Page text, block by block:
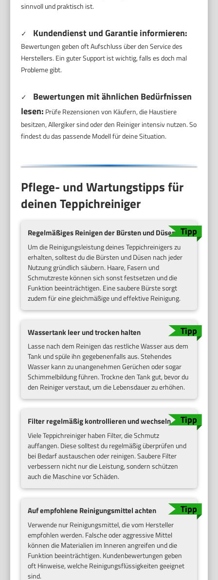
sinnvoll und praktisch ist.
✓ Kundendienst und Garantie informieren:
Bewertungen geben oft Aufschluss über den Service des
Herstellers. Ein guter Support ist wichtig, falls es doch mal
Probleme gibt.
✓
Bewertungen mit ähnlichen Bedürfnissen
lesen: Prüfe Rezensionen von Käufern, die Haustiere
besitzen, Allergiker sind oder den Reiniger intensiv nutzen. So
findest du das passende Modell für deine Situation.
Pflege- und Wartungstipps für
deinen Teppichreiniger
Regelmäßiges Reinigen der Bürsten und Düsen
Um die Reinigungsleistung deines Teppichreinigers zu
erhalten, solltest du die Bürsten und Düsen nach jeder
Nutzung gründlich säubern. Haare, Fasern und
Schmutzreste können sich sonst festsetzen und die
Funktion beeinträchtigen. Eine saubere Bürste sorgt
zudem für eine gleichmäßige und effektive Reinigung.
Wassertank leer und trocken halten
Lasse nach dem Reinigen das restliche Wasser aus dem
Tank und spüle ihn gegebenenfalls aus. Stehendes
Wasser kann zu unangenehmen Gerüchen oder sogar
Schimmelbildung führen. Trockne den Tank gut, bevor du
den Reiniger verstaut, um die Lebensdauer zu erhöhen.
Filter regelmäßig kontrollieren und wechseln
Viele Teppichreiniger haben Filter, die Schmutz
auffangen. Diese solltest du regelmäßig überprüfen und
bei Bedarf austauschen oder reinigen. Saubere Filter
verbessern nicht nur die Leistung, sondern schützen
auch die Maschine vor Schäden.
Auf empfohlene Reinigungsmittel achten
Verwende nur Reinigungsmittel, die vom Hersteller
empfohlen werden. Falsche oder aggressive Mittel
können die Materialien im Inneren angreifen und die
Funktion beeinträchtigen. Kundenbewertungen geben
oft Hinweise, welche Reinigungsflüssigkeiten geeignet
sind.